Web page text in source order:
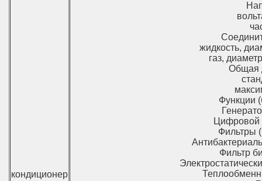
кондиционер
жидкость,
газ,
Общая
Функции
Цифровой
Фильтры
Фильтр